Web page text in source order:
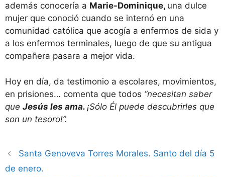
además conocería a Marie-Dominique, una dulce
mujer que conoció cuando se internó en una
comunidad católica que acogía a enfermos de sida y
a los enfermos terminales, luego de que su antigua
compañera pasara a mejor vida.
Hoy en día, da testimonio a escolares, movimientos,
en prisiones… comenta que todos “necesitan saber
que Jesús les ama. ¡Sólo Él puede descubrirles que
son un tesoro!”.
Santa Genoveva Torres Morales. Santo del día 5
de enero.